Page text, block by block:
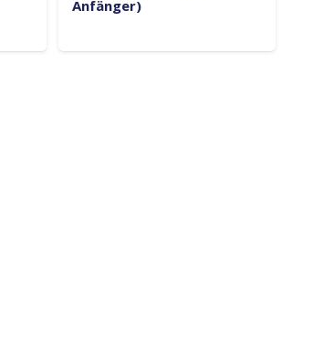
Anfänger)